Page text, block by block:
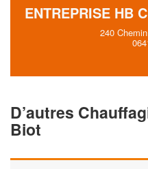
ENTREPRISE HB
240
D’autres
Biot